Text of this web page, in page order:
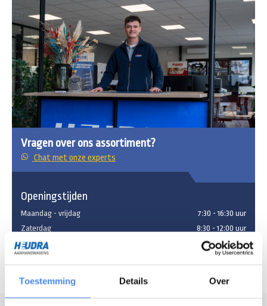
Toestemming Details Over
Vragen over ons assortiment?
Chat met onze experts
Openingstijden
Maandag - vrijdag
7:30 - 16:30 uur
Zaterdag
8:30 - 12:00 uur